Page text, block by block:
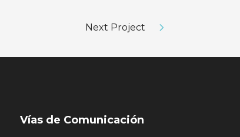
Next Project
Vías de Comunicación